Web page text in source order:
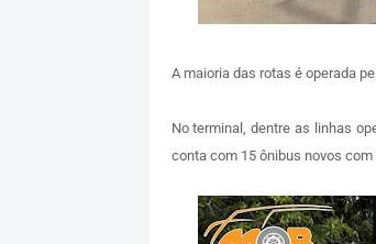
A maioria das rotas é operada
No terminal, dentre as linhas
conta com 15 ônibus novos